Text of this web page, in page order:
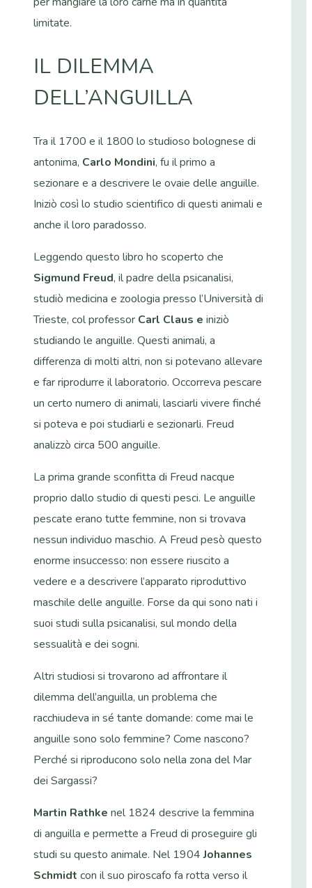
limitate.
IL DILEMMA
DELL’ANGUILLA
Tra il 1700 e il 1800 lo studioso bolognese di
antonima, Carlo Mondini, fu il primo a
sezionare e a descrivere le ovaie delle anguille.
Iniziò così lo studio scientifico di questi animali e
anche il loro paradosso.
Leggendo questo libro ho scoperto che
Sigmund Freud, il padre della psicanalisi,
studiò medicina e zoologia presso l’Università di
Trieste, col professor Carl Claus e iniziò
studiando le anguille. Questi animali, a
differenza di molti altri, non si potevano allevare
e far riprodurre il laboratorio. Occorreva pescare
un certo numero di animali, lasciarli vivere finché
si poteva e poi studiarli e sezionarli. Freud
analizzò circa 500 anguille.
La prima grande sconfitta di Freud nacque
proprio dallo studio di questi pesci. Le anguille
pescate erano tutte femmine, non si trovava
nessun individuo maschio. A Freud pesò questo
enorme insuccesso: non essere riuscito a
vedere e a descrivere l’apparato riproduttivo
maschile delle anguille. Forse da qui sono nati i
suoi studi sulla psicanalisi, sul mondo della
sessualità e dei sogni.
Altri studiosi si trovarono ad affrontare il
dilemma dell’anguilla, un problema che
racchiudeva in sé tante domande: come mai le
anguille sono solo femmine? Come nascono?
Perché si riproducono solo nella zona del Mar
dei Sargassi?
Martin Rathke nel 1824 descrive la femmina
di anguilla e permette a Freud di proseguire gli
studi su questo animale. Nel 1904Johannes
Schmidt con il suo piroscafo fa rotta verso il